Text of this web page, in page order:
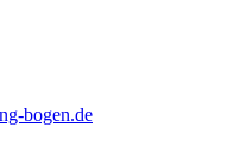
bogen.de